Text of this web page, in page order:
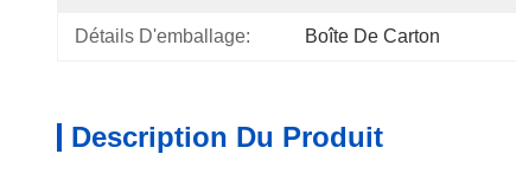
Détails D'emballage: Boîte De Carton
Description Du Produit